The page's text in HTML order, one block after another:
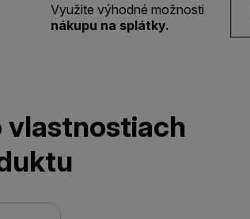
Využite výhodné možnosti
nákupu na splátky.
vlastnostiach